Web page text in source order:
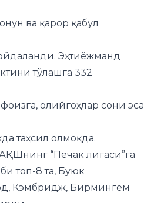
ва қарор қабул
Эҳтиёжманд
тўлашга 332
олийгоҳлар сони эса
таҳсил олмоқда.
“Печак лигаси”га
топ-8 та, Буюк
Кэмбридж, Бирмингем